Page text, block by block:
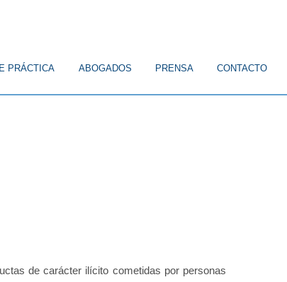
PRÁCTICA ABOGADOS PRENSA CONTACTO
de carácter ilícito cometidas por personas